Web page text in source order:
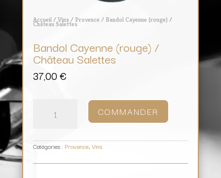
Accueil/Vins/ Provence / Bandol Cayenne (rouge) /
Château Salettes
Bandol Cayenne (rouge) /
Château Salettes
37,00€
COMMANDER
Catégories : Provence, Vins